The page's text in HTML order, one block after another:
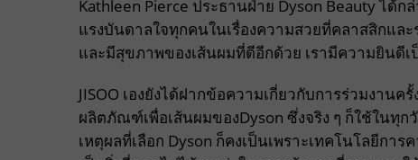
Kathleen Pierce ประธานฝ่าย Dyson Beauty ได้ก
แรงบันดาลใจทุกคนในเรื่องความสวยที่คลาสสิกแ
และมีสุขภาพของเส้นผมที่ดีอีกด้วย เรามีความยินดีเ
JISOO เองยังได้ฝากข้อความเกี่ยวกับการร่วมงาน
ผลิตภัณฑ์เพื่อเส้นผมของDyson ซึ่งจริง ๆ ก็ใช้ในทุ
เหตุผลที่เลือก Dyson ก็คงเป็นเพราะเทคโนโลยีก